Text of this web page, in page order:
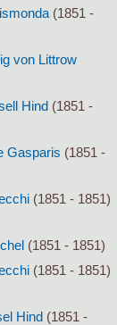
(1851 -
von Littrow
Hind (1851 -
Gasparis (1851 -
(1851 - 1851)
(1851 - 1851)
(1851 - 1851)
Hind (1851 -